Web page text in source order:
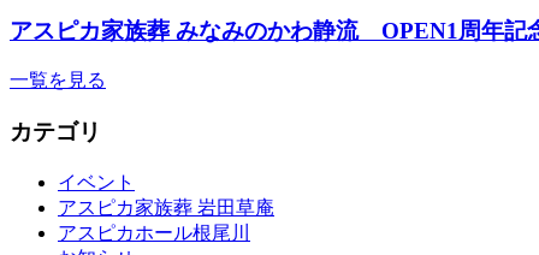
アスピカ家族葬 みなみのかわ静流 OPEN1周年記
一覧を見る
カテゴリ
イベント
アスピカ家族葬 岩田草庵
アスピカホール根尾川